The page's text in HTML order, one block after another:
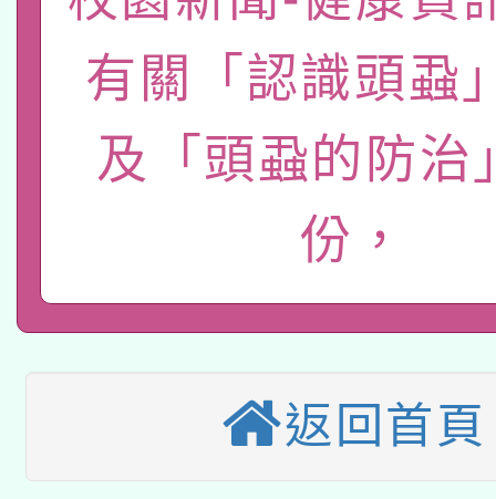
pilot」
有關大陸委員會函釋公
薪期間赴陸應申請許可
轉知經濟部水利署委託
業技術研究院辦理「
用水績優單位及節水達
115年8月22日(星期六
開 智慧啟航」
2026年桃園地景藝術
本校115學年度第2次
招甄選結果公告(無人
招)
適應運動共學行動站研
暨閱讀推動專業研習
科技賦能─人工智慧
礎課程
有關「認識頭蝨
及「頭蝨的防治
份，
返回首頁